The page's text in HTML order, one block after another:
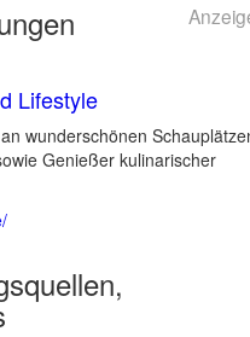
Lifestyle
wunderschönen
Genießer kulinarischer